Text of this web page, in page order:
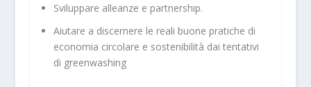
Sviluppare alleanze e partnership.
Aiutare a discernere le reali buone pratiche di
economia circolare e sostenibilità dai tentativi
di greenwashing